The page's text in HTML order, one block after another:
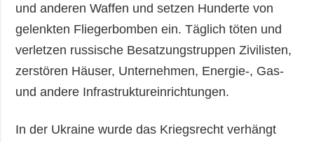
und anderen Waffen und setzen Hunderte von
gelenkten Fliegerbomben ein. Täglich töten und
verletzen russische Besatzungstruppen Zivilisten,
zerstören Häuser, Unternehmen, Energie-, Gas-
und andere Infrastruktureinrichtungen.
In der Ukraine wurde das Kriegsrecht verhängt